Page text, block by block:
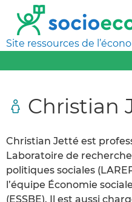
Site ressources de
Christian
Christian Jetté est
Laboratoire de
politiques sociales
l’équipe Économie
(ESSBE). Il est aussi